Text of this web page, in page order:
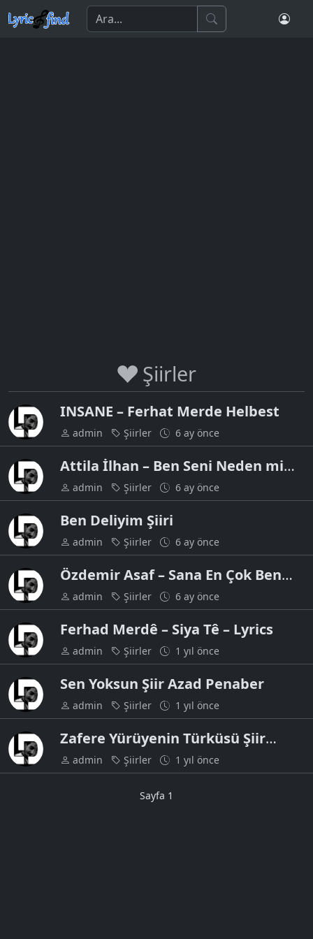
Şiirler
INSANE – Ferhat Merde Helbest
admin Şiirler 6 ay önce
Attila İlhan – Ben Seni Neden mi
Sevdim
admin Şiirler 6 ay önce
Ben Deliyim Şiiri
admin Şiirler 6 ay önce
Özdemir Asaf – Sana En Çok Ben
Yakıştım
admin Şiirler 6 ay önce
Ferhad Merdê – Siya Tê – Lyrics
admin Şiirler 1 yıl önce
Sen Yoksun Şiir Azad Penaber
admin Şiirler 1 yıl önce
Zafere Yürüyenin Türküsü Şiir
Sözleri
admin Şiirler 1 yıl önce
Sayfa 1